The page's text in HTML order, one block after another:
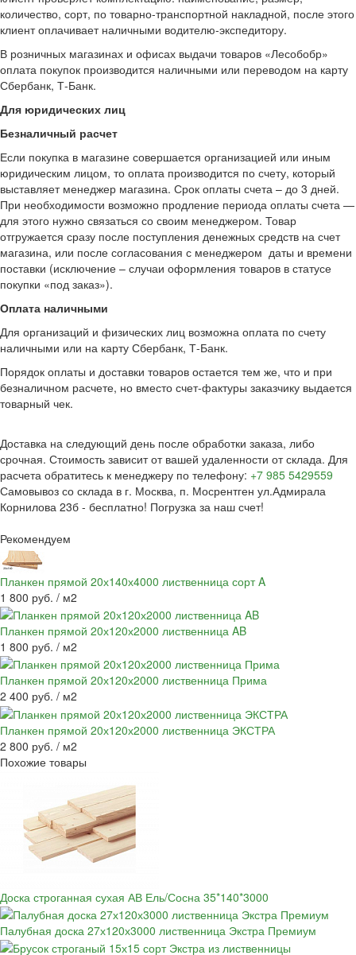
количество, сорт, по товарно-транспортной накладной, после этого
клиент оплачивает наличными водителю-экспедитору.
В розничных магазинах и офисах выдачи товаров «Лесобобр»
оплата покупок производится наличными или переводом на карту
Сбербанк, Т-Банк.
Для юридических лиц
Безналичный расчет
Если покупка в магазине совершается организацией или иным
юридическим лицом, то оплата производится по счету, который
выставляет менеджер магазина. Срок оплаты счета – до 3 дней.
При необходимости возможно продление периода оплаты счета —
для этого нужно связаться со своим менеджером. Товар
отгружается сразу после поступления денежных средств на счет
магазина, или после согласования с менеджером даты и времени
поставки (исключение – случаи оформления товаров в статусе
покупки «под заказ»).
Оплата наличными
Для организаций и физических лиц возможна оплата по счету
наличными или на карту Сбербанк, Т-Банк.
Порядок оплаты и доставки товаров остается тем же, что и при
безналичном расчете, но вместо счет-фактуры заказчику выдается
товарный чек.
Доставка на следующий день после обработки заказа, либо
срочная. Стоимость зависит от вашей удаленности от склада. Для
расчета обратитесь к менеджеру по телефону: +7 985 5429559
Самовывоз со склада в г. Москва, п. Мосрентген ул.Адмирала
Корнилова 23б - бесплатно! Погрузка за наш счет!
Рекомендуем
Планкен прямой 20х140х4000 лиственница сорт A
1 800 руб. / м2
Планкен прямой 20х120х2000 лиственница AB
1 800 руб. / м2
Планкен прямой 20х120х2000 лиственница Прима
2 400 руб. / м2
Планкен прямой 20х120х2000 лиственница ЭКСТРА
2 800 руб. / м2
Похожие товары
Доска строганная сухая АВ Ель/Сосна 35*140*3000
Палубная доска 27х120х3000 лиственница Экстра Премиум